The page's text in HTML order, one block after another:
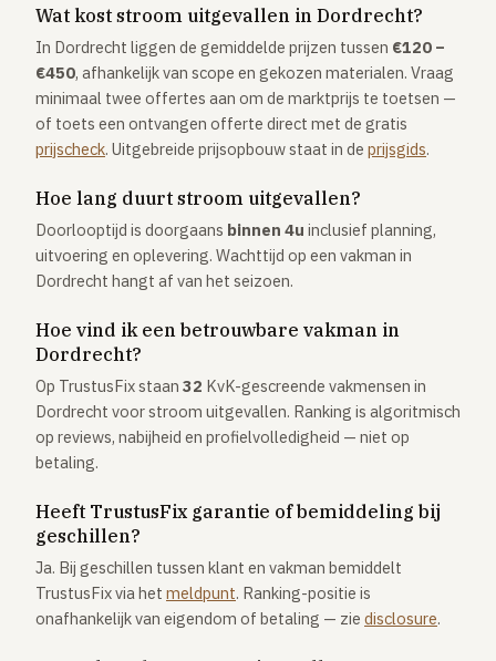
Wat kost stroom uitgevallen in Dordrecht?
In Dordrecht liggen de gemiddelde prijzen tussen €120 –
€450, afhankelijk van scope en gekozen materialen. Vraag
minimaal twee offertes aan om de marktprijs te toetsen —
of toets een ontvangen offerte direct met de gratis
prijscheck. Uitgebreide prijsopbouw staat in de prijsgids.
Hoe lang duurt stroom uitgevallen?
Doorlooptijd is doorgaans binnen 4u inclusief planning,
uitvoering en oplevering. Wachttijd op een vakman in
Dordrecht hangt af van het seizoen.
Hoe vind ik een betrouwbare vakman in
Dordrecht?
Op TrustusFix staan 32 KvK-gescreende vakmensen in
Dordrecht voor stroom uitgevallen. Ranking is algoritmisch
op reviews, nabijheid en profielvolledigheid — niet op
betaling.
Heeft TrustusFix garantie of bemiddeling bij
geschillen?
Ja. Bij geschillen tussen klant en vakman bemiddelt
TrustusFix via het meldpunt. Ranking-positie is
onafhankelijk van eigendom of betaling — zie disclosure.